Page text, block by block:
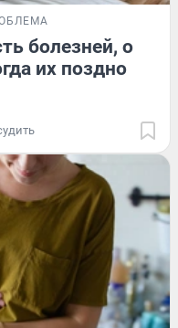
болезней, о
их поздно